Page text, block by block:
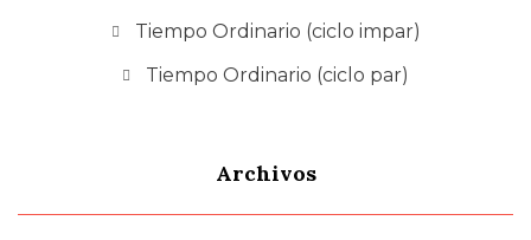
Tiempo Ordinario (ciclo impar)
Tiempo Ordinario (ciclo par)
Archivos